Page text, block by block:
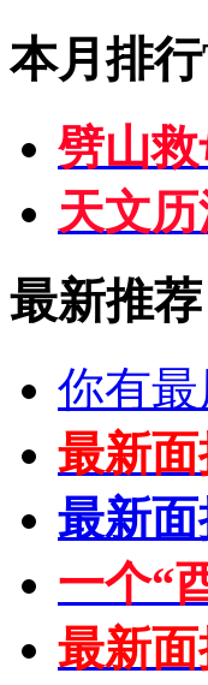
本月排
劈山
天文
最新推荐
你有最
最新
最新
一个“
最新